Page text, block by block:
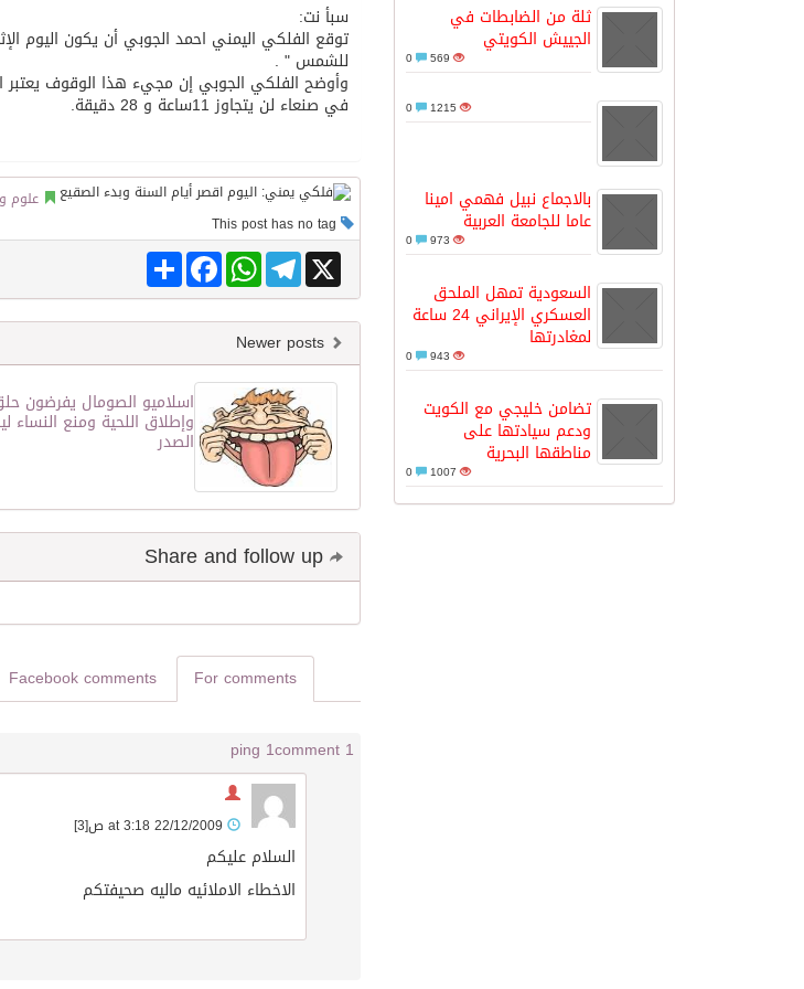
مدينة الملك سلمان للطاقة “سبارك” توقع اتفاقية تطوير مصانع جاهزة
كسوة الكعبة تعتلي البيت العتيق
“سبيس إكس” تطلق 24 قمرًا صناعيًا جديدًا إلى الفضاء
ثلة من الضابطات في
الجييش الكويتي
569
1215
بالاجماع نبيل فهمي امينا
عاما للجامعة العربية
973
السعودية تمهل الملحق
العسكري الإيراني 24 ساعة
لمغادرتها
943
تضامن خليجي مع الكويت
ودعم سيادتها على
مناطقها البحرية
1007
سبأ نت:
توقع الفلكي اليمني احمد الجوبي أن يكون اليوم
للشمس " .
وأوضح الفلكي الجوبي إن مجيء هذا الوقوف يعتبر
في صنعاء لن يتجاوز 11ساعة و 28 دقيقة.
علوم
Share
FacebookWhatsAppTelegram X
اسلاميو الصومال يفرضون
وإطلاق اللحية ومنع النساء
الصدر
For comments
Facebook comments
1 comment
1 ping
[3]
السلام عليكم
الاخطاء الاملائيه ماليه صحيفتكم